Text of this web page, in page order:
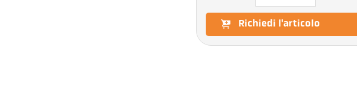
Richiedi l'articolo